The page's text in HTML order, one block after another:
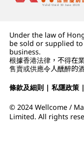
Under the law of
be sold or supplied
business.
根據香港法律，不得在
售賣或供應令人醺醉的
條款及細則 |私隱政策 |
© 2024 Wellcome /
Limited. All rights